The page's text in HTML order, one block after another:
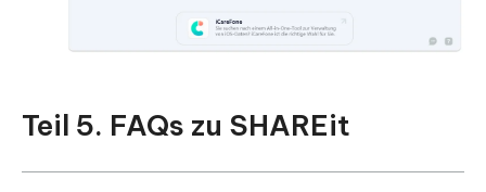
Teil 5. FAQs zu SHAREit